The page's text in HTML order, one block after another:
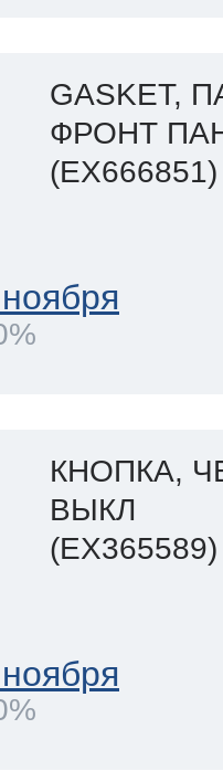
GASKET,
ФРОНТ
(EX666851)
КНОПКА,
ВЫКЛ
(EX365589)